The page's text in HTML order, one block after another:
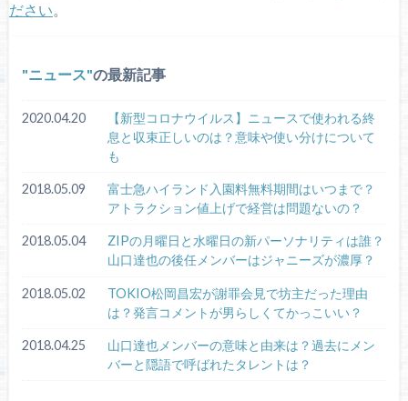
ださい。
ニュース の最新記事
2020.04.20
【新型コロナウイルス】ニュースで使われる終
息と収束正しいのは？意味や使い分けについて
も
2018.05.09
富士急ハイランド入園料無料期間はいつまで？
アトラクション値上げで経営は問題ないの？
2018.05.04
ZIPの月曜日と水曜日の新パーソナリティは誰？
山口達也の後任メンバーはジャニーズが濃厚？
2018.05.02
TOKIO松岡昌宏が謝罪会見で坊主だった理由
は？発言コメントが男らしくてかっこいい？
2018.04.25
山口達也メンバーの意味と由来は？過去にメン
バーと隠語で呼ばれたタレントは？